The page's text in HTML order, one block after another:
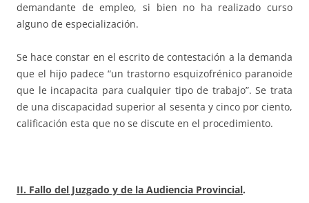
demandante de empleo, si bien no ha realizado curso
alguno de especialización.
Se hace constar en el escrito de contestación a la demanda
que el hijo padece “un trastorno esquizofrénico paranoide
que le incapacita para cualquier tipo de trabajo”. Se trata
de una discapacidad superior al sesenta y cinco por ciento,
calificación esta que no se discute en el procedimiento.
II. Fallo del Juzgado y de la Audiencia Provincial.